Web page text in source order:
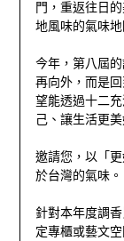
門，重返往日
地風味的氣味地
今年，第八屆
再向外，而是
望能透過十二
己、讓生活更
邀請您，以「
於台灣的氣味。
針對本年度調
定專櫃或藝文